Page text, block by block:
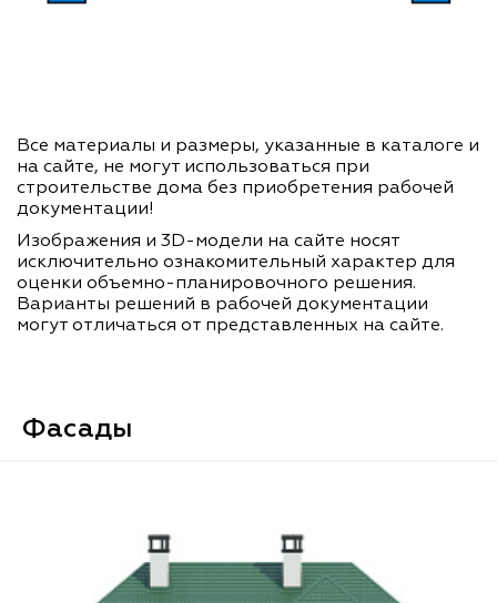
Все материалы и размеры, указанные в каталоге и
на сайте, не могут использоваться при
строительстве дома без приобретения рабочей
документации!
Изображения и 3D-модели на сайте носят
исключительно ознакомительный характер для
оценки объемно-планировочного решения.
Варианты решений в рабочей документации
могут отличаться от представленных на сайте.
Фасады